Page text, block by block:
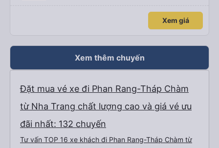
bạn ấy nha. Nếu bạn ấy bị trừ thì bảo bạn ấy liên hệ sđt của mình, mình hỗ
trợ ạ. Số mình đuôi 666, chuyến ĐH-NT ngày 16/1. À các bạn nữ lễ tân xinh
iu còn đổi cho mình phòng đơn sang đôi xong còn note là (một mình) yêu
Xem giá
Xem thêm chuyến
Đặt mua vé xe đi Phan Rang-Tháp Chàm
từ Nha Trang chất lượng cao và giá vé ưu
đãi nhất: 132 chuyến
Tư vấn TOP 16 xe khách đi Phan Rang-Tháp Chàm từ